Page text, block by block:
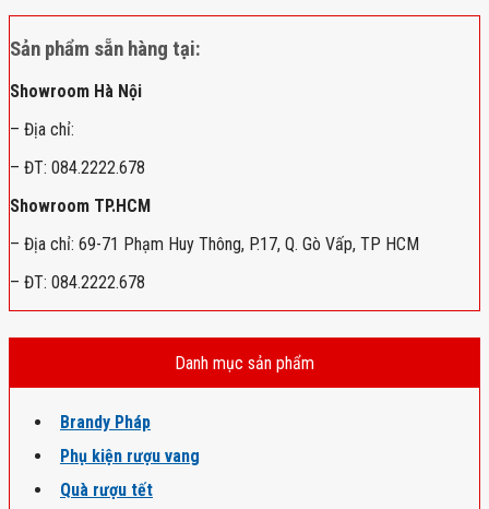
Sản phẩm sẵn hàng tại:
Showroom Hà Nội
– Địa chỉ:
– ĐT: 084.2222.678
Showroom TP.HCM
– Địa chỉ: 69-71 Phạm Huy Thông, P.17, Q. Gò Vấp, TP HCM
– ĐT: 084.2222.678
Danh mục sản phẩm
Brandy Pháp
Phụ kiện rượu vang
Quà rượu tết